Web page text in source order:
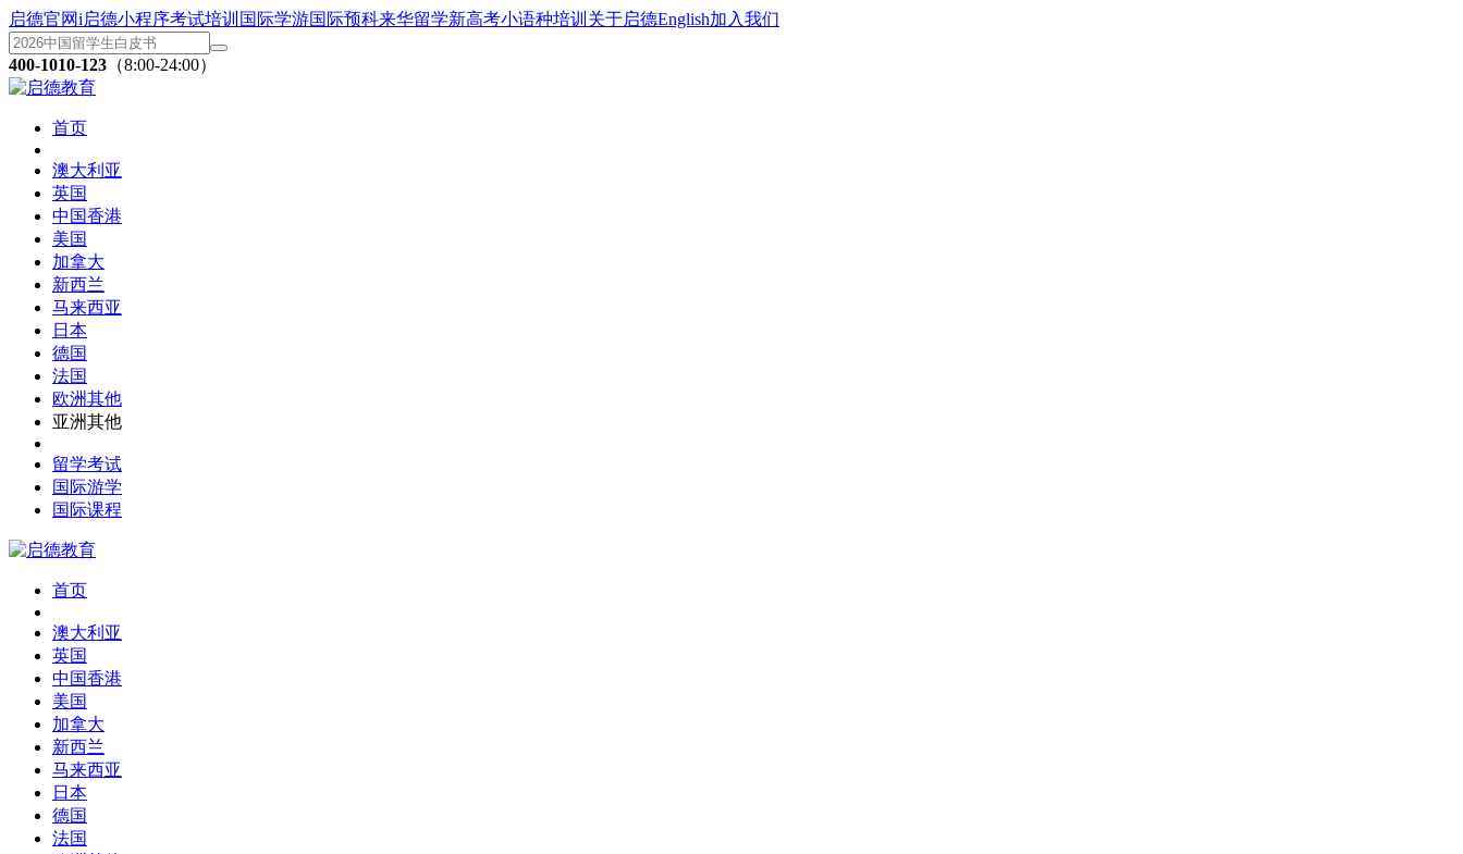
启德官网i启德小程序考试培训 国际学游国际预科来华留学新高考小语种培训 关于启德English加入我们
400-1010-123 （8:00-24:00）
首页
澳大利亚
英国
中国香港
美国
加拿大
新西兰
马来西亚
日本
德国
法国
欧洲其他
亚洲其他
留学考试
国际游学
国际课程
首页
澳大利亚
英国
中国香港
美国
加拿大
新西兰
马来西亚
日本
德国
法国